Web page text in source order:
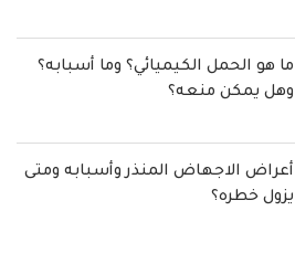
ما هو الحمل الكيميائي؟ وما أسبابه؟
وهل يمكن منعه؟
أعراض الاجهاض المنذر وأسبابه ومتى
يزول خطره؟